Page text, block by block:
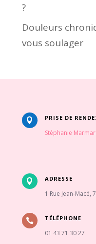
?
Douleurs
vous soulager
 PRISE DE
Stéphanie
 ADRESSE
1 Rue Jean-Macé,
 TÉLÉPHONE
01 43 71 30 27